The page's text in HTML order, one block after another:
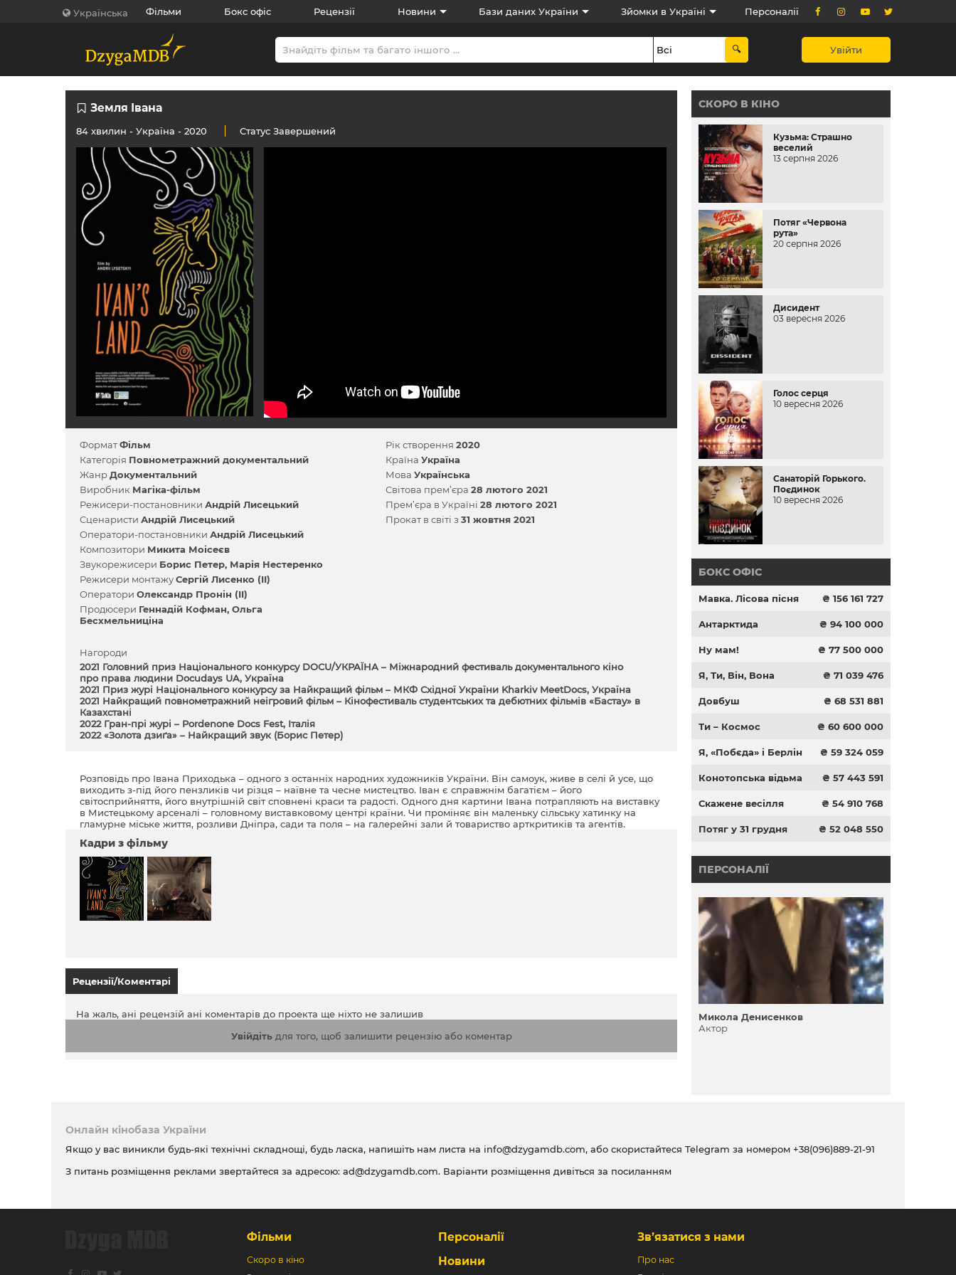
Українська Фільми Бокс офіс Рецензії Новини Бази даних України Зйомки в Україні Персоналії
Увійти
Земля Івана
84 хвилин - Україна - 2020 Статус Завершений
ФорматФільм
Категорія Повнометражний документальний
ЖанрДокументальний
Виробник Магіка-фільм
Режисери-постановники Андрій Лисецький
Сценаристи Андрій Лисецький
Оператори-постановники Андрій Лисецький
Композитори Микита Моісеєв
Звукорежисери Борис Петер Марія Нестеренко
Режисери монтажуСергій Лисенко (II)
Оператори Олександр Пронін (II)
Продюсери Геннадій Кофман Ольга
Бесхмельниціна
Рік створення 2020
Країна Україна
Мова Українська
Світова прем’єра 28 лютого 2021
Прем’єра в Україні 28 лютого 2021
Прокат в світі з 31 жовтня 2021
Нагороди
2021 Головний приз Національного конкурсу DOCU/УКРАЇНА – Міжнародний фестиваль документального кіно
про права людини Docudays UA, Україна
2021 Приз журі Національного конкурсу за Найкращий фільм – МКФ Східної України Kharkiv MeetDocs, Україна
2021 Найкращий повнометражний неігровий фільм – Кінофестиваль студентських та дебютних фільмів «Бастау» в
Казахстані
2022 Гран-прі журі – Pordenone Docs Fest, Італія
2022 «Золота дзиґа» – Найкращий звук (Борис Петер)
Розповідь про Івана Приходька – одного з останніх народних художників України. Він самоук, живе в селі й усе, що
виходить з-під його пензликів чи різця – наївне та чесне мистецтво. Іван є справжнім багатієм – його
світосприйняття, його внутрішній світ сповнені краси та радості. Одного дня картини Івана потрапляють на виставку
в Мистецькому арсеналі – головному виставковому центрі країни. Чи проміняє він маленьку сільську хатинку на
гламурне міське життя, розливи Дніпра, сади та поля – на галерейні зали й товариство арткритиків та агентів.
Кадри з фільму
Рецензії/Коментарі
На жаль, ані рецензій ані коментарів до проекта ще ніхто не залишив
Увійдітьдля того, щоб залишити рецензію або коментар
СКОРО В КІНО
Кузьма: Страшно
веселий
13 серпня 2026
Потяг «Червона
рута»
20 серпня 2026
Дисидент
03 вересня 2026
Голос серця
10 вересня 2026
Санаторій Горького.
Поєдинок
10 вересня 2026
БОКС ОФІС
Мавка. Лісова пісня ₴ 156 161 727
Антарктида ₴ 94 100 000
Ну мам! ₴ 77 500 000
Я, Ти, Він, Вона ₴ 71 039 476
Довбуш ₴ 68 531 881
Ти – Космос ₴ 60 600 000
Я, «Побєда» і Берлін ₴ 59 324 059
Конотопська відьма ₴ 57 443 591
Скажене весілля ₴ 54 910 768
Потяг у 31 грудня ₴ 52 048 550
ПЕРСОНАЛІЇ
Микола Денисенков
Актор
Онлайн кінобаза України
Якщо у вас виникли будь-які технічні складнощі, будь ласка, напишіть нам листа на info@dzygamdb.com, або скористайтеся Telegram за номером +38(096)889-21-91
З питань розміщення реклами звертайтеся за адресою: ad@dzygamdb.com. Варіанти розміщення дивіться за посиланням
Фільми
Скоро в кіно
Персоналії
Новини
Зв’язатися з нами
Про нас